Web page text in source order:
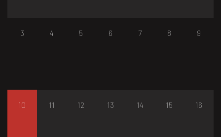
3 4 5 6 7 8 9
10 11 12 13 14 15 16